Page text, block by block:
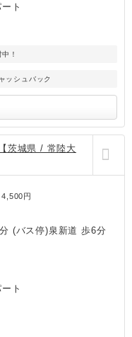
ト
！
ッシュバック
茨城県 / 常陸大
4,500円
(バス停)泉新道 歩6分
ト